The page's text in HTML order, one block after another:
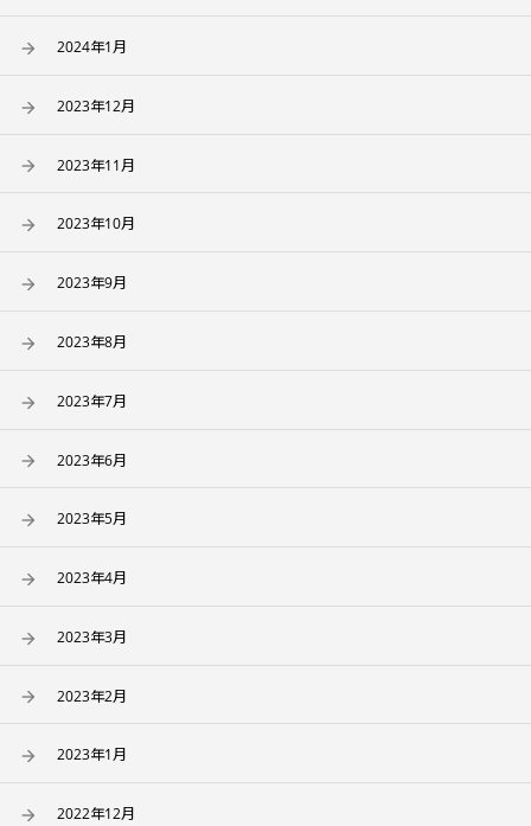
2024年1月
2023年12月
2023年11月
2023年10月
2023年9月
2023年8月
2023年7月
2023年6月
2023年5月
2023年4月
2023年3月
2023年2月
2023年1月
2022年12月